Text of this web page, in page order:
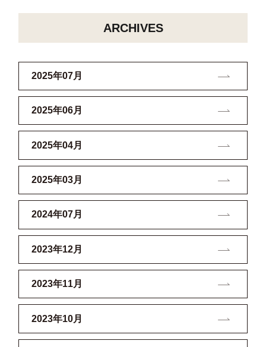
ARCHIVES
2025年07月
2025年06月
2025年04月
2025年03月
2024年07月
2023年12月
2023年11月
2023年10月